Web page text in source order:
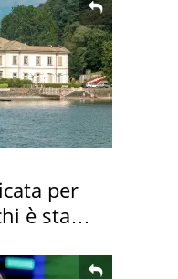
per
è stata